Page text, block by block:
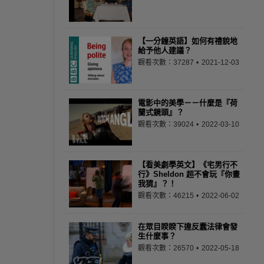
【一分鐘英語】如何有禮貌地
給予他人建議？
觀看次數：37287 2021-12-03
電影中的美學－－什麼是『荷
蘭式鏡頭』？
觀看次數：39024 2022-03-10
【看美劇學英文】《宅男行不
行》Sheldon 超不會玩『你畫
我猜』？！
觀看次數：46215 2022-06-02
在眾目睽睽下違反蠢法律會發
生什麼事？
觀看次數：26570 2022-05-18